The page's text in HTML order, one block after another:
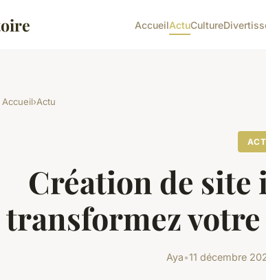
AccueilActuCulture
Accueil›Actu
Création de
transformez
Aya•11 décembre